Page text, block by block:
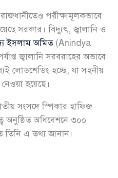
পরীক্ষামূলকভাবে
সরকার। বিদ্যুৎ, জ্বালানি ও
ইসলাম অমিত(Anindya
জ্বালানি সরবরাহের অভাবে
লোডশেডিং হচ্ছে, যা সহনীয়
হয়েছে।
সংসদে স্পিকার হাফিজ
অনুষ্ঠিত অধিবেশনে ৩০০
তিনি এ তথ্য জানান।